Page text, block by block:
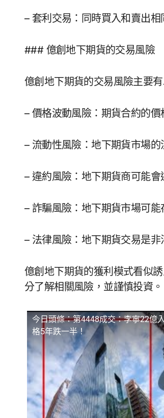
– 套利交易：同時買入和賣出
### 億創地下期貨的交易風險
億創地下期貨的交易風險主要有
– 價格波動風險：期貨合約的
– 流動性風險：地下期貨市場
– 違約風險：地下期貨商可能
– 詐騙風險：地下期貨市場可
– 法律風險：地下期貨交易是
億創地下期貨的獲利模式看似
分了解相關風險，並謹慎投資。
今日頭條：第4448成交：李寧22億
格5年跌一半！